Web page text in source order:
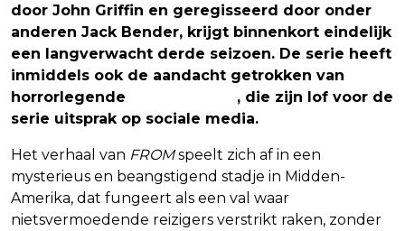
door John Griffin en geregisseerd door onder
anderen Jack Bender, krijgt binnenkort eindelijk
een langverwacht derde seizoen. De serie heeft
inmiddels ook de aandacht getrokken van
horrorlegende
, die zijn lof voor de
serie uitsprak op sociale media.
Het verhaal van FROMspeelt zich af in een
mysterieus en beangstigend stadje in Midden-
Amerika, dat fungeert als een val waar
nietsvermoedende reizigers verstrikt raken, zonder